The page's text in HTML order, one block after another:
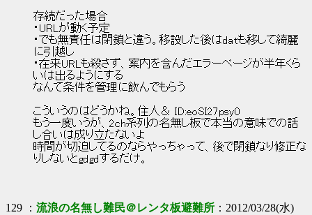
存続だった場合
・URLが動く予定
・でも無責任は閉鎖と違う。移設した後はdatも移して綺麗
に引越し
・在来URLも殺さず、案内を含んだエラーページが半年くら
いは出るようにする
なんて条件を管理に飲んでもらう
こういうのはどうかね。住人＆ ID:eoSI27psy0
もう一度いうが、2ch系列の名無し板で本当の意味での話
し合いは成り立たないよ
時間が切迫してるのならやっちゃって、後で閉鎖なり修正な
りしないとgdgdするだけ。
129 ： 流浪の名無し難民＠レンタ板避難所 ：2012/03/28(水)